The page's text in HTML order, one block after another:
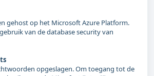
gehost op het Microsoft Azure Platform.
van de database security van
opgeslagen. Om toegang tot de